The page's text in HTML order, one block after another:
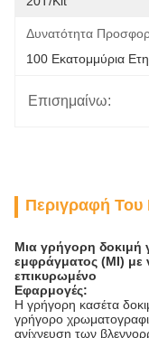
Δυνατότητα
100 Εκατομμύρια
Επισημαίνω:
Περιγραφή Του
Μια γρήγορη δοκιμή
εμφράγματος (MI) με
επικυρωμένο
Εφαρμογές:
Η γρήγορη κασέτα
γρήγορο
ανίχνευση των